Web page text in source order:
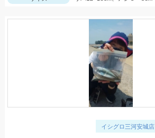
イシグロ三河安城店